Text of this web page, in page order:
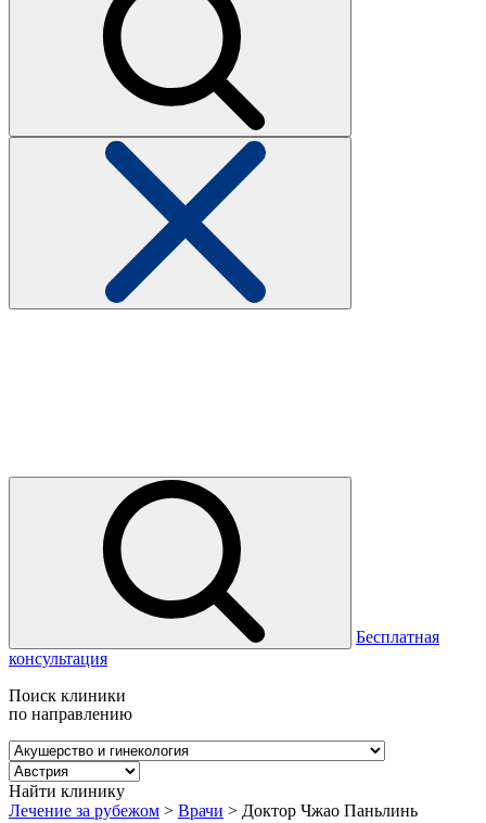
Бесплатная
консультация
Поиск клиники
по направлению
Найти клинику
Лечение за рубежом > Врачи > Доктор Чжао Паньлинь